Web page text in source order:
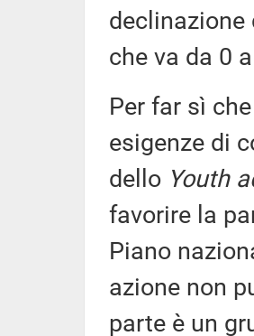
che va da 0
Per far sì
esigenze di
dello Youth
favorire la
Piano
azione non
parte è un